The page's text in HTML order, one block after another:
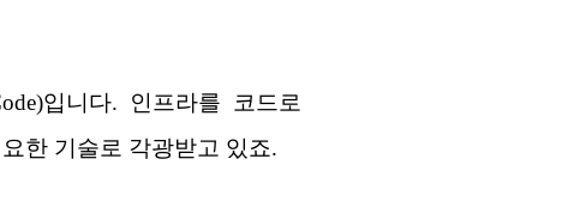
입니다. 인프라를 코드로
한 기술로 각광받고 있죠.